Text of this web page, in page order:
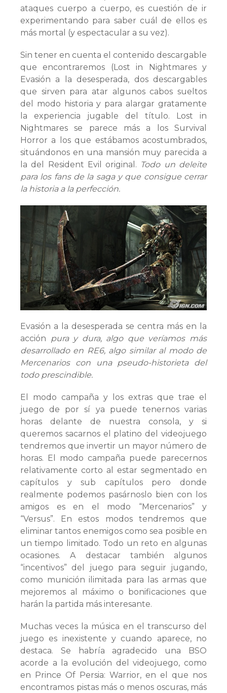
ataques cuerpo a cuerpo, es cuestión de ir
experimentando para saber cuál de ellos es
más mortal (y espectacular a su vez).
Sin tener en cuenta el contenido descargable
que encontraremos (Lost in Nightmares y
Evasión a la desesperada, dos descargables
que sirven para atar algunos cabos sueltos
del modo historia y para alargar gratamente
la experiencia jugable del título. Lost in
Nightmares se parece más a los Survival
Horror a los que estábamos acostumbrados,
situándonos en una mansión muy parecida a
la del Resident Evil original. Todo un deleite
para los fans de la saga y que consigue cerrar
la historia a la perfección.
Evasión a la desesperada se centra más en la
acción pura y dura, algo que veríamos más
desarrollado en RE6, algo similar al modo de
Mercenarios con una pseudo-historieta del
todo prescindible.
El modo campaña y los extras que trae el
juego de por sí ya puede tenernos varias
horas delante de nuestra consola, y si
queremos sacarnos el platino del videojuego
tendremos que invertir un mayor número de
horas. El modo campaña puede parecernos
relativamente corto al estar segmentado en
capítulos y sub capítulos pero donde
realmente podemos pasárnoslo bien con los
amigos es en el modo “Mercenarios” y
“Versus”. En estos modos tendremos que
eliminar tantos enemigos como sea posible en
un tiempo limitado. Todo un reto en algunas
ocasiones. A destacar también algunos
“incentivos” del juego para seguir jugando,
como munición ilimitada para las armas que
mejoremos al máximo o bonificaciones que
harán la partida más interesante.
Muchas veces la música en el transcurso del
juego es inexistente y cuando aparece, no
destaca. Se habría agradecido una BSO
acorde a la evolución del videojuego, como
en Prince Of Persia: Warrior, en el que nos
encontramos pistas más o menos oscuras, más